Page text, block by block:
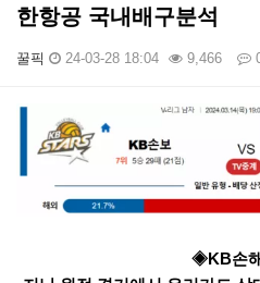
한항공 국내배구분석
꿀픽 24-03-28 18:04 9,466
본문
◈KB손